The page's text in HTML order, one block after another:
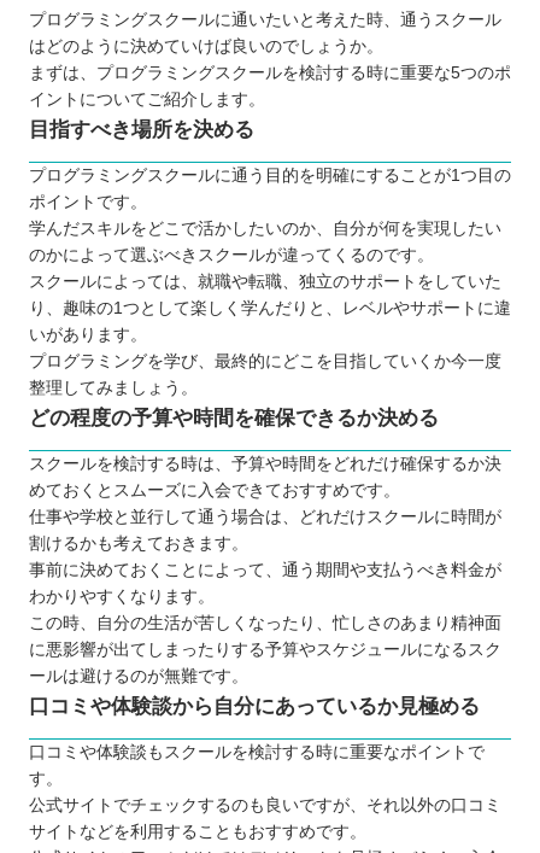
プログラミングスクールに通いたいと考えた時、通うスクール
はどのように決めていけば良いのでしょうか。
まずは、プログラミングスクールを検討する時に重要な5つのポ
イントについてご紹介します。
目指すべき場所を決める
プログラミングスクールに通う目的を明確にすることが1つ目の
ポイントです。
学んだスキルをどこで活かしたいのか、自分が何を実現したい
のかによって選ぶべきスクールが違ってくるのです。
スクールによっては、就職や転職、独立のサポートをしていた
り、趣味の1つとして楽しく学んだりと、レベルやサポートに違
いがあります。
プログラミングを学び、最終的にどこを目指していくか今一度
整理してみましょう。
どの程度の予算や時間を確保できるか決める
スクールを検討する時は、予算や時間をどれだけ確保するか決
めておくとスムーズに入会できておすすめです。
仕事や学校と並行して通う場合は、どれだけスクールに時間が
割けるかも考えておきます。
事前に決めておくことによって、通う期間や支払うべき料金が
わかりやすくなります。
この時、自分の生活が苦しくなったり、忙しさのあまり精神面
に悪影響が出てしまったりする予算やスケジュールになるスク
ールは避けるのが無難です。
口コミや体験談から自分にあっているか見極める
口コミや体験談もスクールを検討する時に重要なポイントで
す。
公式サイトでチェックするのも良いですが、それ以外の口コミ
サイトなどを利用することもおすすめです。